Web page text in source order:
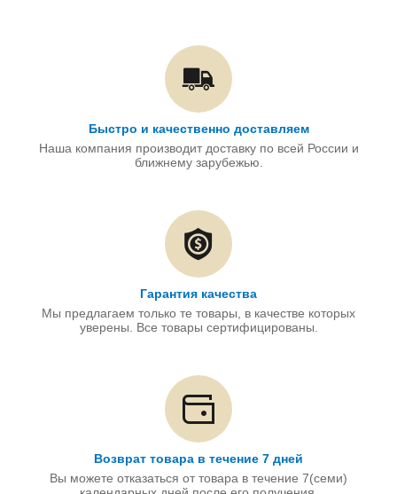
Быстро и качественно доставляем
Наша компания производит доставку по всей России и
ближнему зарубежью.
Гарантия качества
Мы предлагаем только те товары, в качестве которых
уверены. Все товары сертифицированы.
Возврат товара в течение 7 дней
Вы можете отказаться от товара в течение 7(семи)